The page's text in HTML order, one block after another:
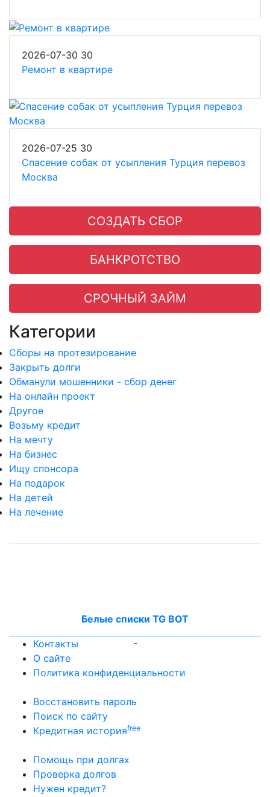
2026-07-30 30
Ремонт в квартире
2026-07-25 30
Спасение собак от усыпления Турция перевоз
Москва
СОЗДАТЬ СБОР
БАНКРОТСТВО
СРОЧНЫЙ ЗАЙМ
Категории
Сборы на протезирование
Закрыть долги
Обманули мошенники - сбор денег
На онлайн проект
Другое
Возьму кредит
На мечту
На бизнес
Ищу спонсора
На подарок
На детей
На лечение
Белые списки TG BOT
-
Контакты
О сайте
Политика конфиденциальности
Восстановить пароль
Поиск по сайту
Кредитная историяfree
Помощь при долгах
Проверка долгов
Нужен кредит?